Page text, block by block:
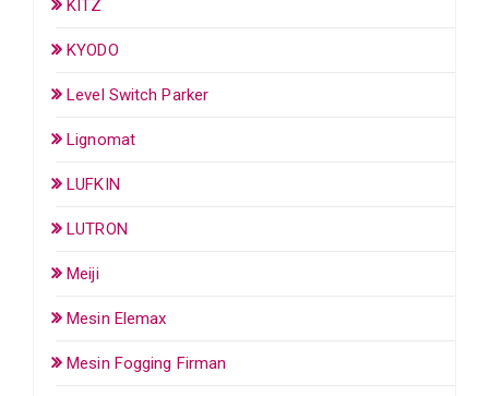
KITZ
KYODO
Level Switch Parker
Lignomat
LUFKIN
LUTRON
Meiji
Mesin Elemax
Mesin Fogging Firman